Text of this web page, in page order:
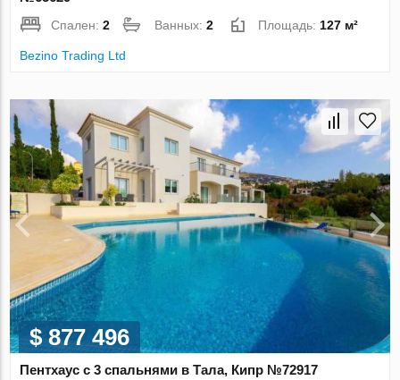
Спален:2 Ванных:2 Площадь: 127 м²
Bezino Trading Ltd
$ 877 496
Пентхаус с 3 спальнями в Тала, Кипр №72917